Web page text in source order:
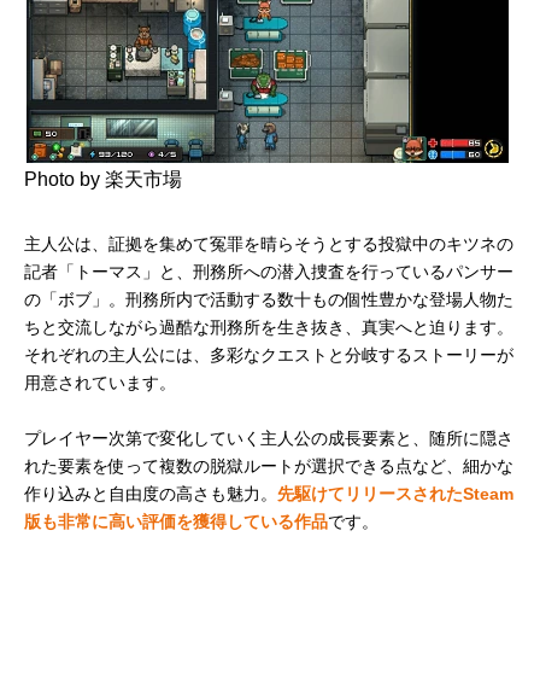
Photo by 楽天市場
主人公は、証拠を集めて冤罪を晴らそうとする投獄中のキツネの
記者「トーマス」と、刑務所への潜入捜査を行っているパンサー
の「ボブ」。刑務所内で活動する数十もの個性豊かな登場人物た
ちと交流しながら過酷な刑務所を生き抜き、真実へと迫ります。
それぞれの主人公には、多彩なクエストと分岐するストーリーが
用意されています。
プレイヤー次第で変化していく主人公の成長要素と、随所に隠さ
れた要素を使って複数の脱獄ルートが選択できる点など、細かな
作り込みと自由度の高さも魅力。 先駆けてリリースされたSteam
版も非常に高い評価を獲得している作品です。